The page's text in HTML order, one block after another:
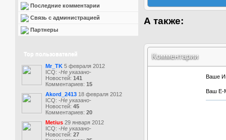
Последние комментарии
Связь с администрацией
Партнеры
Top пользователей
Mr_TK 5 февраля 2012
ICQ: -Не указано-
Новостей: 141
Комментариев: 15
Akord_2413 18 февраля 2012
ICQ: -Не указано-
Новостей: 45
Комментариев: 20
Metius 29 января 2012
ICQ: -Не указано-
Новостей: 27
А также:
Комментарии
Ваше
Ваш E-